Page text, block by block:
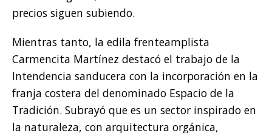
precios siguen subiendo.
Mientras tanto, la edila frenteamplista
Carmencita Martínez destacó el trabajo de la
Intendencia sanducera con la incorporación en la
franja costera del denominado Espacio de la
Tradición. Subrayó que es un sector inspirado en
la naturaleza, con arquitectura orgánica,